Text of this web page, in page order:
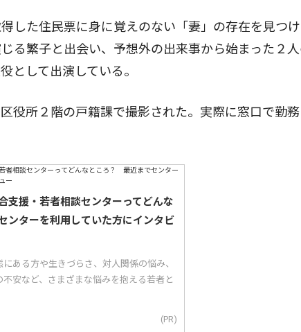
た住民票に身に覚えのない「妻」の存在を見つけ
る繁子と出会い、予想外の出来事から始まった２
として出演している。
所２階の戸籍課で撮影された。実際に窓口で勤務
支援・若者相談センターってどんな
ターを利用していた方にインタビ
ある方や生きづらさ、対人関係の悩み、
安など、さまざまな悩みを抱える若者と
(PR)